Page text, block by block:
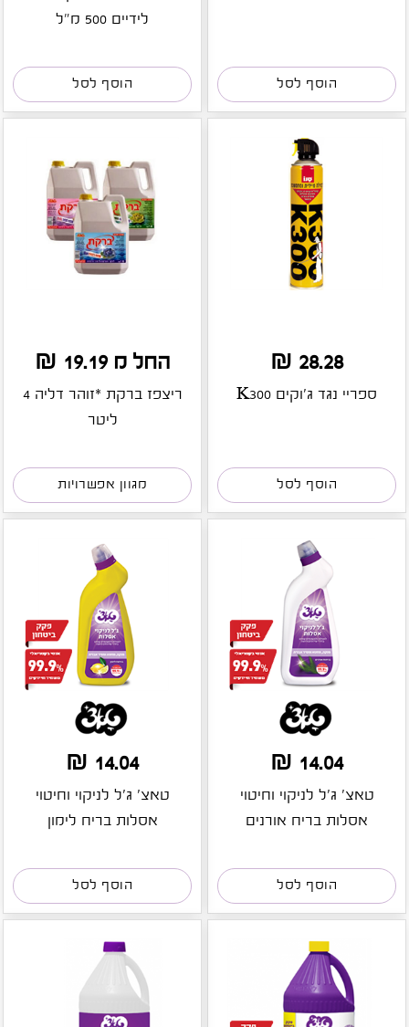
הוסף לסל
לידיים 500 מ"ל
הוסף לסל
28.28 ₪
ספריי נגד ג'וקים K300
הוסף לסל
החל מ 19.19 ₪
ריצפז ברקת *זוהר דליה 4
ליטר
מגוון אפשרויות
14.04 ₪
טאצ' ג'ל לניקוי וחיטוי
אסלות בריח אורנים
הוסף לסל
14.04 ₪
טאצ' ג'ל לניקוי וחיטוי
אסלות בריח לימון
הוסף לסל